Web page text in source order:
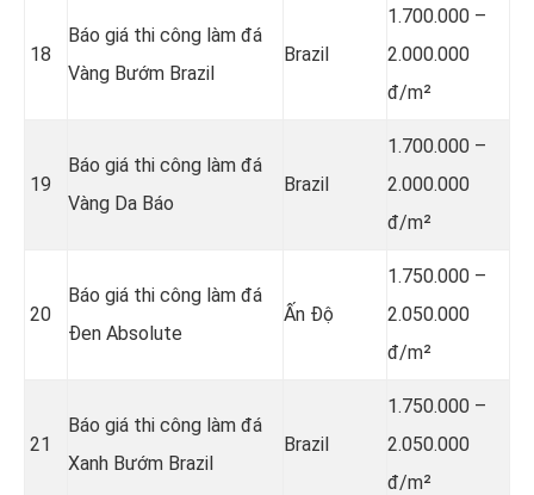
18
Báo giá thi công làm đá
Vàng Bướm Brazil
Brazil
1.700.000 –
2.000.000
đ/m²
19
Báo giá thi công làm đá
Vàng Da Báo
Brazil
1.700.000 –
2.000.000
đ/m²
20
Báo giá thi công làm đá
Đen Absolute
Ấn Độ
1.750.000 –
2.050.000
đ/m²
21
Báo giá thi công làm đá
Xanh Bướm Brazil
Brazil
1.750.000 –
2.050.000
đ/m²